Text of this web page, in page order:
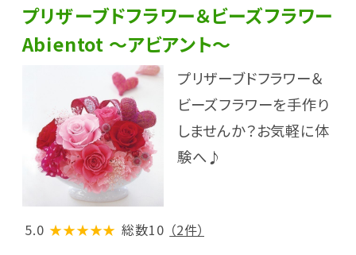
プリザーブドフラワー＆ビーズフラワー
Abientot ～アビアント～
プリザーブドフラワー＆
ビーズフラワーを手作り
しませんか？お気軽に体
験へ♪
5.0 ★★★★★ 総数10 （2件）